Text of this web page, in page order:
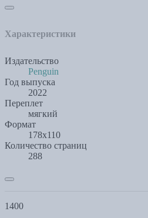
Характеристики
Издательство
Penguin
Год выпуска
2022
Переплет
мягкий
Формат
178х110
Количество страниц
288
1400